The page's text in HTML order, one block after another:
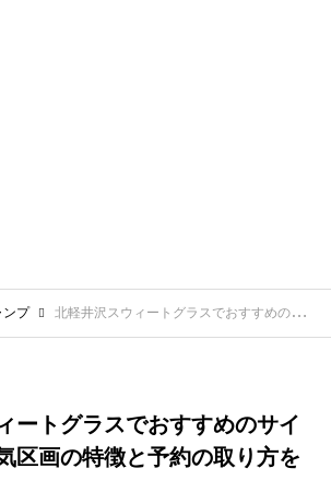
ンプ 北軽井沢スウィートグラスでおすすめのサイトはどこ？人気区画の特徴と予約の取り方を解説
ートグラスでおすすめのサイ
区画の特徴と予約の取り方を